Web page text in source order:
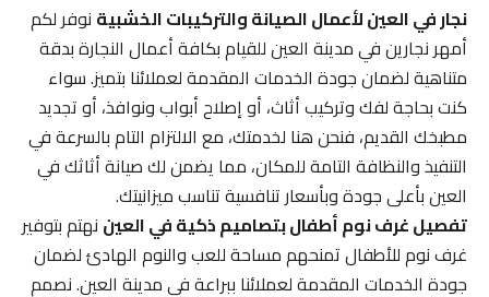
نجار في العين لأعمال الصيانة والتركيبات الخشبيةنوفر لكم
أمهر نجارين في مدينة العين للقيام بكافة أعمال النجارة بدقة
متناهية لضمان جودة الخدمات المقدمة لعملائنا بتميز. سواء
كنت بحاجة لفك وتركيب أثاث، أو إصلاح أبواب ونوافذ، أو تجديد
مطبخك القديم، فنحن هنا لخدمتك، مع الالتزام التام بالسرعة في
التنفيذ والنظافة التامة للمكان، مما يضمن لك صيانة أثاثك في
العين بأعلى جودة وبأسعار تنافسية تناسب ميزانيتك.
تفصيل غرف نوم أطفال بتصاميم ذكية في العيننهتم بتوفير
غرف نوم للأطفال تمنحهم مساحة للعب والنوم الهادئ لضمان
جودة الخدمات المقدمة لعملائنا ببراعة في مدينة العين. نصمم